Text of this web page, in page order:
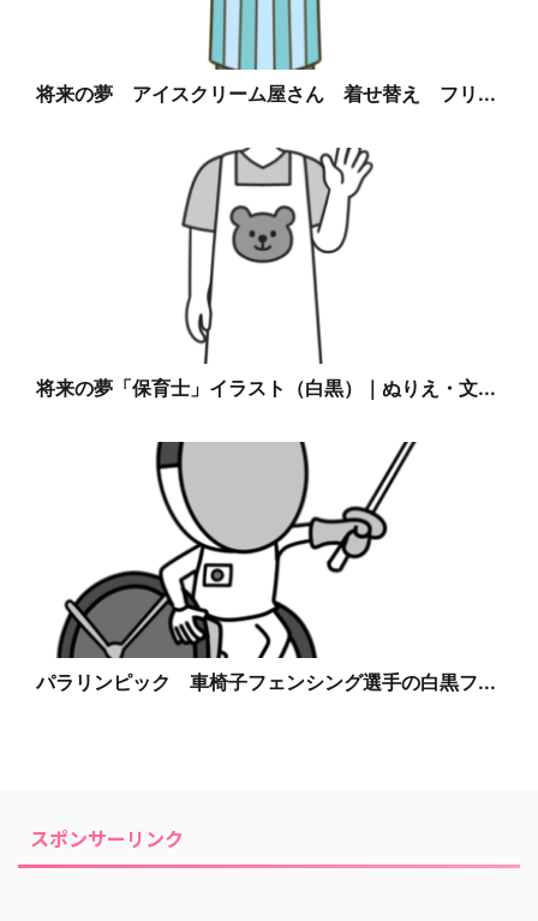
将来の夢 アイスクリーム屋さん 着せ替え フリ...
将来の夢「保育士」イラスト（白黒）｜ぬりえ・文...
パラリンピック 車椅子フェンシング選手の白黒フ...
スポンサーリンク